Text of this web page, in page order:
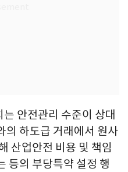
안전관리 수준이 상대
의 하도급 거래에서 원사
산업안전 비용 및 책임
등의 부당특약 설정 행